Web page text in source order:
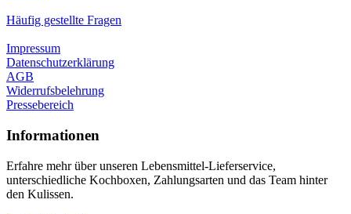
Häufig gestellte Fragen
Impressum
Datenschutzerklärung
AGB
Widerrufsbelehrung
Pressebereich
Informationen
Erfahre mehr über unseren Lebensmittel-Lieferservice,
unterschiedliche Kochboxen, Zahlungsarten und das Team hinter
den Kulissen.